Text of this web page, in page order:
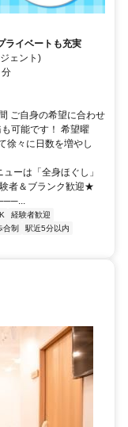
ライベートも充実
ェント)
ご自身の希望に合わせ
可能です！ 希望曜
徐々に日数を増やし
ーは「全身ほぐし」
＆ブランク歓迎★
経験者歓迎
合制
駅近5分以内